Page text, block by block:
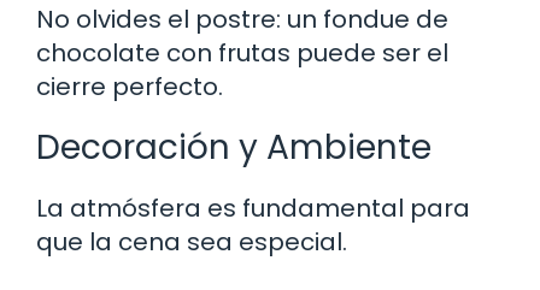
No olvides el postre: un fondue de
chocolate con frutas puede ser el
cierre perfecto.
Decoración y Ambiente
La atmósfera es fundamental para
que la cena sea especial.